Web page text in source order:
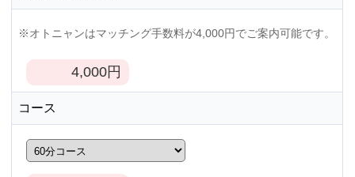
※オトニャンはマッチング手数料が4,000円でご案内可能です。
4,000円
コース